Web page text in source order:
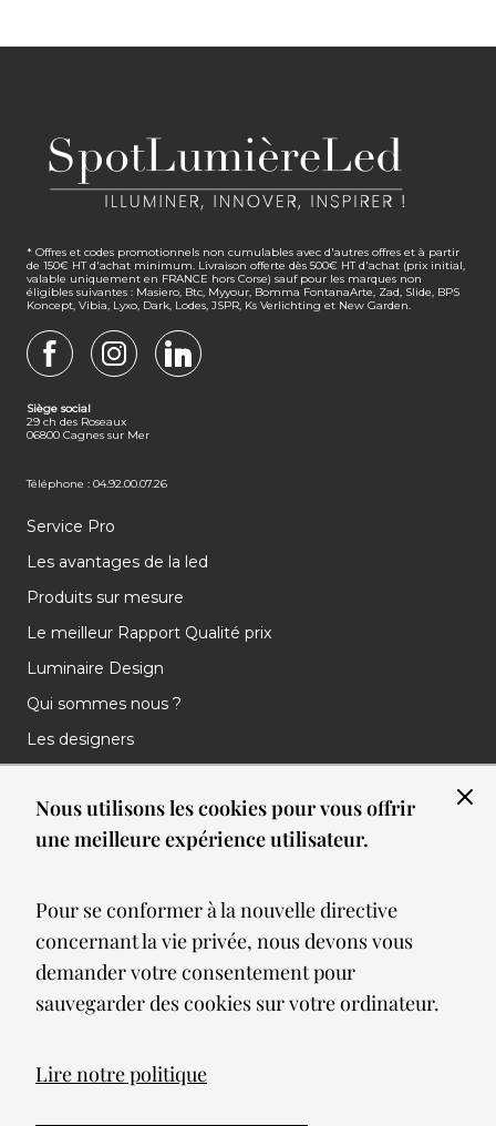
Nous utilisons les cookies pour vous offrir
une meilleure expérience utilisateur.
Pour se conformer à la nouvelle directive
concernant la vie privée, nous devons vous
demander votre consentement pour
sauvegarder des cookies sur votre ordinateur.
Lire notre politique
* Offres et codes promotionnels non cumulables avec d'autres offres et à partir
de 150€ HT d'achat minimum. Livraison offerte dès 500€ HT d'achat (prix initial,
valable uniquement en FRANCE hors Corse) sauf pour les marques non
éligibles suivantes : Masiero, Btc, Myyour, Bomma FontanaArte, Zad, Slide, BPS
Koncept, Vibia, Lyxo, Dark, Lodes, JSPR, Ks Verlichting et New Garden.
Siège social
29 ch des Roseaux
06800 Cagnes sur Mer
Téléphone : 04.92.00.07.26
Service Pro
Les avantages de la led
Produits sur mesure
Le meilleur Rapport Qualité prix
Luminaire Design
Qui sommes nous ?
Les designers
Nos réalisations
Nos Clients
Meilleures ventes
Blog
© 2026 Spot lumiere led. All Rights Reserved